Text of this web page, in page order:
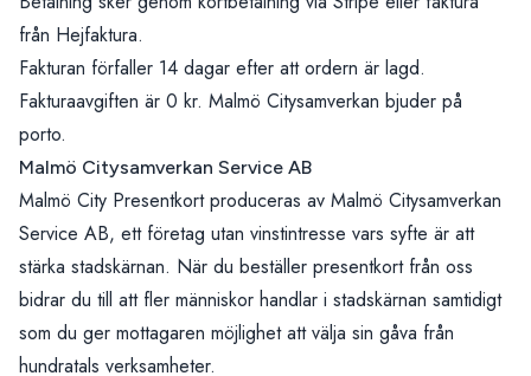
från Hejfaktura.
Fakturan förfaller 14 dagar efter att ordern är lagd.
Fakturaavgiften är 0 kr. Malmö Citysamverkan bjuder på
porto.
Malmö Citysamverkan Service AB
Malmö City Presentkort produceras av Malmö Citysamverkan
Service AB, ett företag utan vinstintresse vars syfte är att
stärka stadskärnan. När du beställer presentkort från oss
bidrar du till att fler människor handlar i stadskärnan samtidigt
som du ger mottagaren möjlighet att välja sin gåva från
hundratals verksamheter.